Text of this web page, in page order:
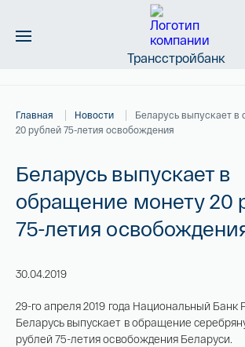
Трансстройбанк
Слитки
Новинки
Скидки
Магазин
Контакты
Главная Новости
Беларусь выпускает в
20 рублей 75-летия освобождения
Беларусь выпускает в
обращение монету 20
75-летия
30.04.2019
29-го апреля 2019 года Национальный Банк
Беларусь выпускает в обращение
рублей 75-летия освобождения Беларуси.